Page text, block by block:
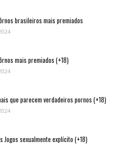
brasileiros mais premiados
mais premiados (+18)
que parecem verdadeiros pornos (+18)
Jogos sexualmente explícito (+18)